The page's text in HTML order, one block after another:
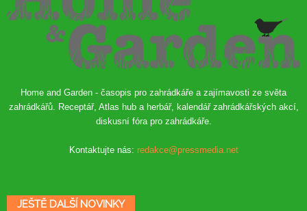
Home and Garden - časopis pro zahrádkáře a zajímavosti ze světa
zahrádkářů. Receptář, Atlas hub a herbář, kalendář zahrádkářských akcí,
diskusní fóra pro zahrádkáře.
Kontaktujte nás: redakce@pressmedia.net
JEŠTĚ DALŠÍ NOVINKY